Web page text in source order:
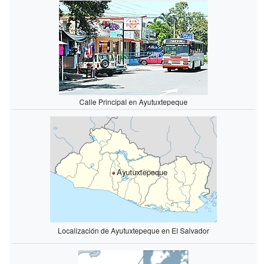
Calle Principal en Ayutuxtepeque
Ayutuxtepeque
Localización de Ayutuxtepeque en El Salvador